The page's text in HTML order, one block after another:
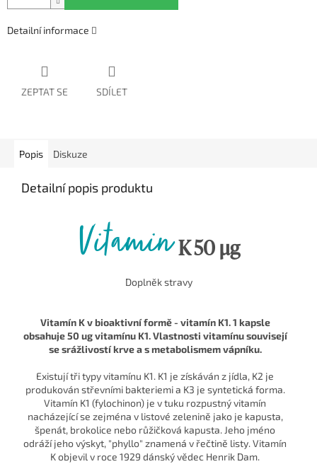
Detailní informace
ZEPTAT SE SDÍLET
Popis Diskuze
Detailní popis produktu
VitaminK 50 μg
Doplněk stravy
Vitamín K v bioaktivní formě - vitamín K1. 1 kapsle
obsahuje 50 ug vitamínu K1. Vlastnosti vitamínu souvisejí
se srážlivostí krve a s metabolismem vápníku.
Existují tři typy vitamínu K1. K1 je získáván z jídla, K2 je
produkován střevními bakteriemi a K3 je syntetická forma.
Vitamín K1 (fylochinon) je v tuku rozpustný vitamín
nacházející se zejména v listové zelenině jako je kapusta,
špenát, brokolice nebo růžičková kapusta. Jeho jméno
odráží jeho výskyt, "phyllo" znamená v řečtině listy. Vitamín
K objevil v roce 1929 dánský vědec Henrik Dam.